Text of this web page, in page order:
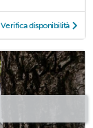
Verifica disponibilità